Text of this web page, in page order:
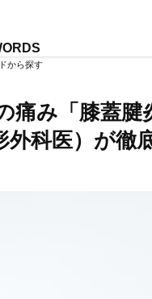
から探す
痛み「膝蓋
科医）が徹